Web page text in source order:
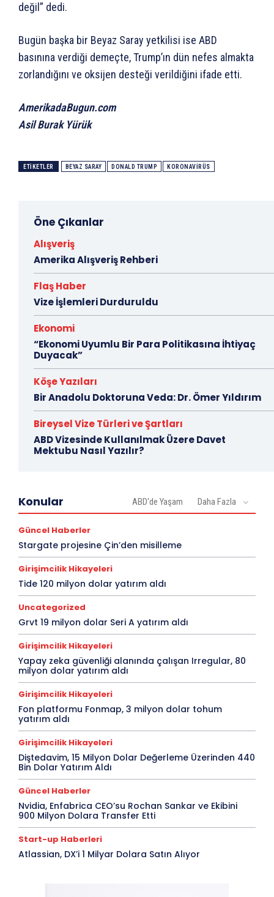
değil” dedi.
Bugün başka bir Beyaz Saray yetkilisi ise ABD
basınına verdiği demeçte, Trump’ın dün nefes almakta
zorlandığını ve oksijen desteği verildiğini ifade etti.
AmerikadaBugun.com
Asil Burak Yürük
ETIKETLER BEYAZ SARAY DONALD TRUMP KORONAVIRÜS
Öne Çıkanlar
Alışveriş
Amerika Alışveriş Rehberi
Flaş Haber
Vize İşlemleri Durduruldu
Ekonomi
“Ekonomi Uyumlu Bir Para Politikasına İhtiyaç
Duyacak”
Köşe Yazıları
Bir Anadolu Doktoruna Veda: Dr. Ömer Yıldırım
Bireysel Vize Türleri ve Şartları
ABD Vizesinde Kullanılmak Üzere Davet
Mektubu Nasıl Yazılır?
Konular ABD'de Yaşam Daha Fazla
Güncel Haberler
Stargate projesine Çin’den misilleme
Girişimcilik Hikayeleri
Tide 120 milyon dolar yatırım aldı
Uncategorized
Grvt 19 milyon dolar Seri A yatırım aldı
Girişimcilik Hikayeleri
Yapay zeka güvenliği alanında çalışan Irregular, 80
milyon dolar yatırım aldı
Girişimcilik Hikayeleri
Fon platformu Fonmap, 3 milyon dolar tohum
yatırım aldı
Girişimcilik Hikayeleri
Diştedavim, 15 Milyon Dolar Değerleme Üzerinden 440
Bin Dolar Yatırım Aldı
Güncel Haberler
Nvidia, Enfabrica CEO’su Rochan Sankar ve Ekibini
900 Milyon Dolara Transfer Etti
Start-up Haberleri
Atlassian, DX’i 1 Milyar Dolara Satın Alıyor